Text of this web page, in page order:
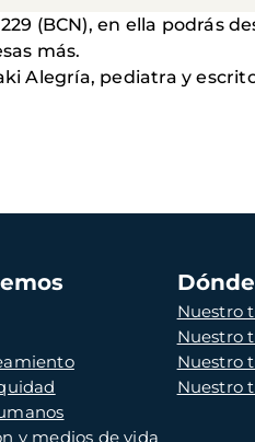
(BCN), en ella podrás
más.
Alegría, pediatra y
y medios de vida
Nuestro
Nuestro
Nuestro
Nuestro